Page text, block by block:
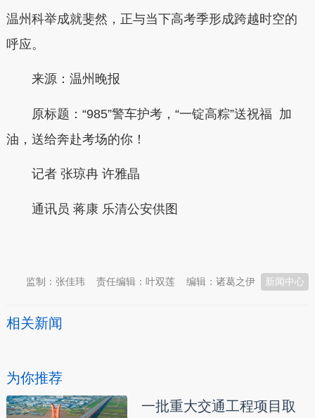
温州科举成就斐然，正与当下高考季形成跨越时空的
呼应。
来源：温州晚报
原标题：“985”警车护考，“一锭高粽”送祝福 加
油，送给奔赴考场的你！
记者 张琼冉 许雅晶
通讯员 蒋康 乐清公安供图
新闻中心
编辑：诸葛之伊
责任编辑：叶双莲
监制：张佳玮
相关新闻
为你推荐
一批重大交通工程项目取